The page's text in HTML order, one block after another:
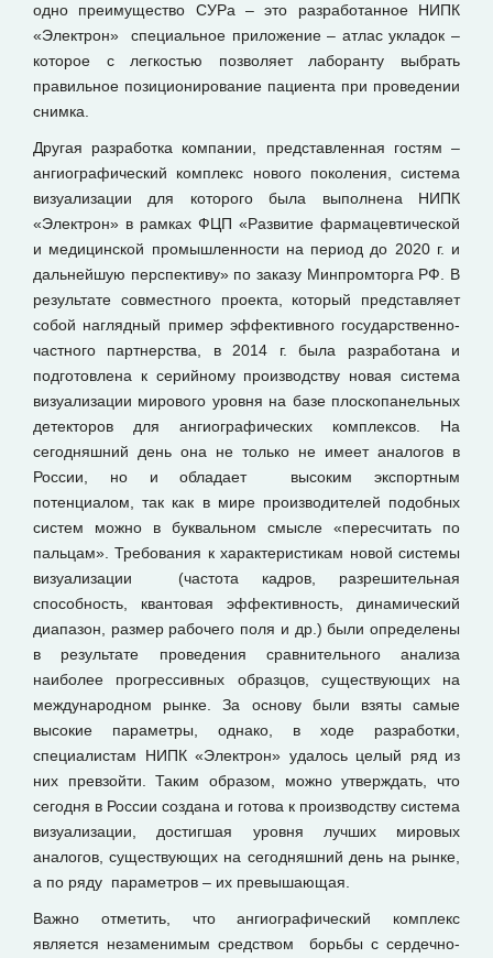
одно преимущество СУРа – это разработанное НИПК
«Электрон» специальное приложение – атлас укладок –
которое с легкостью позволяет лаборанту выбрать
правильное позиционирование пациента при проведении
снимка.
Другая разработка компании, представленная гостям –
ангиографический комплекс нового поколения, система
визуализации для которого была выполнена НИПК
«Электрон» в рамках ФЦП «Развитие фармацевтической
и медицинской промышленности на период до 2020 г. и
дальнейшую перспективу» по заказу Минпромторга РФ. В
результате совместного проекта, который представляет
собой наглядный пример эффективного государственно-
частного партнерства, в 2014 г. была разработана и
подготовлена к серийному производству новая система
визуализации мирового уровня на базе плоскопанельных
детекторов для ангиографических комплексов. На
сегодняшний день она не только не имеет аналогов в
России, но и обладает высоким экспортным
потенциалом, так как в мире производителей подобных
систем можно в буквальном смысле «пересчитать по
пальцам». Требования к характеристикам новой системы
визуализации (частота кадров, разрешительная
способность, квантовая эффективность, динамический
диапазон, размер рабочего поля и др.) были определены
в результате проведения сравнительного анализа
наиболее прогрессивных образцов, существующих на
международном рынке. За основу были взяты самые
высокие параметры, однако, в ходе разработки,
специалистам НИПК «Электрон» удалось целый ряд из
них превзойти. Таким образом, можно утверждать, что
сегодня в России создана и готова к производству система
визуализации, достигшая уровня лучших мировых
аналогов, существующих на сегодняшний день на рынке,
а по ряду параметров – их превышающая.
Важно отметить, что ангиографический комплекс
является незаменимым средством борьбы с сердечно-